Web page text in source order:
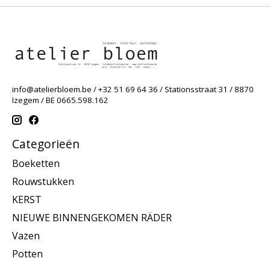
info@atelierbloem.be / +32 51 69 64 36 / Stationsstraat 31 / 8870
Izegem / BE 0665.598.162
Categorieën
Boeketten
Rouwstukken
KERST
NIEUWE BINNENGEKOMEN RÄDER
Vazen
Potten